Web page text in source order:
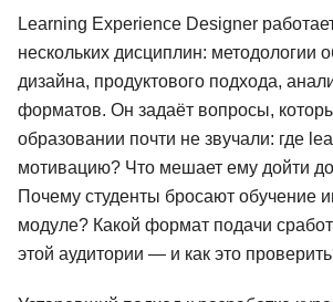
Learning Experience Designer
нескольких дисциплин: методологии
дизайна, продуктового подхода,
форматов. Он задаёт вопросы,
образовании почти не звучали: где
мотивацию? Что мешает ему дойти
Почему студенты бросают обучение
модуле? Какой формат подачи
этой аудитории — и как это